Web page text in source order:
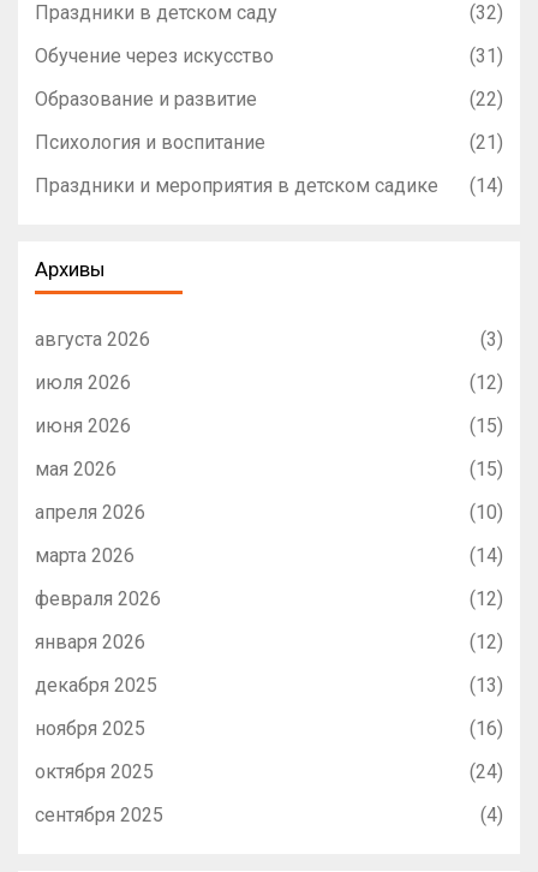
Праздники в детском саду
(32)
Обучение через искусство
(31)
Образование и развитие
(22)
Психология и воспитание
(21)
Праздники и мероприятия в детском садике
(14)
Архивы
августа 2026
(3)
июля 2026
(12)
июня 2026
(15)
мая 2026
(15)
апреля 2026
(10)
марта 2026
(14)
февраля 2026
(12)
января 2026
(12)
декабря 2025
(13)
ноября 2025
(16)
октября 2025
(24)
сентября 2025
(4)